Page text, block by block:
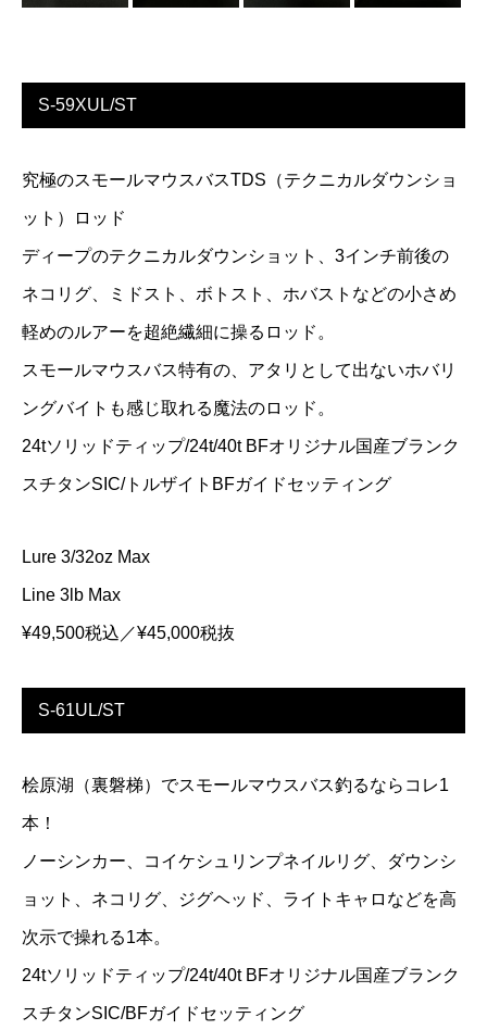
S-59XUL/ST
究極のスモールマウスバスTDS（テクニカルダウンショ
ット）ロッド
ディープのテクニカルダウンショット、3インチ前後の
ネコリグ、ミドスト、ボトスト、ホバストなどの小さめ
軽めのルアーを超絶繊細に操るロッド。
スモールマウスバス特有の、アタリとして出ないホバリ
ングバイトも感じ取れる魔法のロッド。
24tソリッドティップ/24t/40t BFオリジナル国産ブランク
スチタンSIC/トルザイトBFガイドセッティング
Lure 3/32oz Max
Line 3lb Max
¥49,500税込／¥45,000税抜
S-61UL/ST
桧原湖（裏磐梯）でスモールマウスバス釣るならコレ1
本！
ノーシンカー、コイケシュリンプネイルリグ、ダウンシ
ョット、ネコリグ、ジグヘッド、ライトキャロなどを高
次示で操れる1本。
24tソリッドティップ/24t/40t BFオリジナル国産ブランク
スチタンSIC/BFガイドセッティング